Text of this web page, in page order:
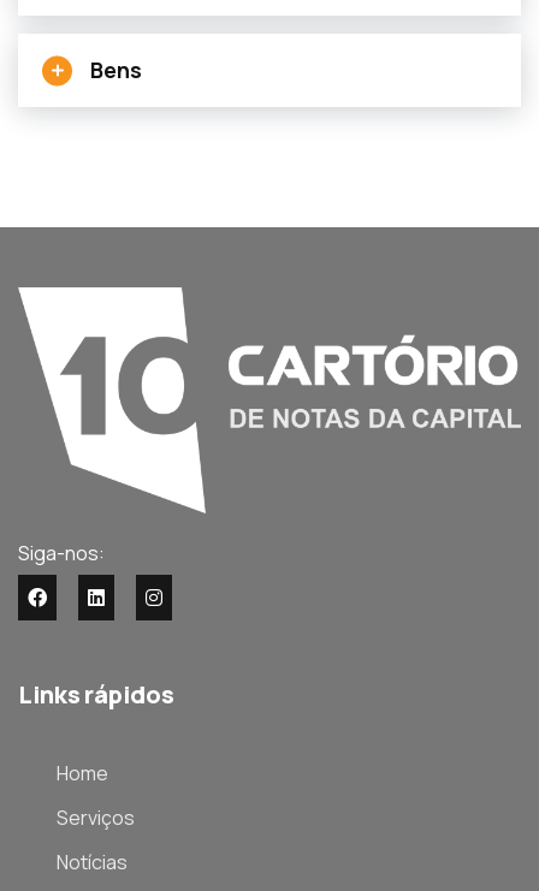
Bens
Siga-nos:
Links rápidos
Home
Serviços
Notícias